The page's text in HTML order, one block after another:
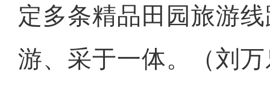
定多条精品田园旅游
游、采于一体。（刘